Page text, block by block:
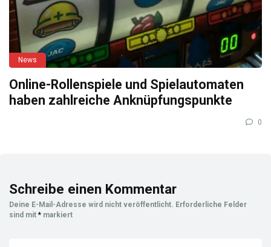
News
Online-Rollenspiele und Spielautomaten
haben zahlreiche Anknüpfungspunkte
0
Schreibe einen Kommentar
Deine E-Mail-Adresse wird nicht veröffentlicht. Erforderliche Felder
sind mit * markiert